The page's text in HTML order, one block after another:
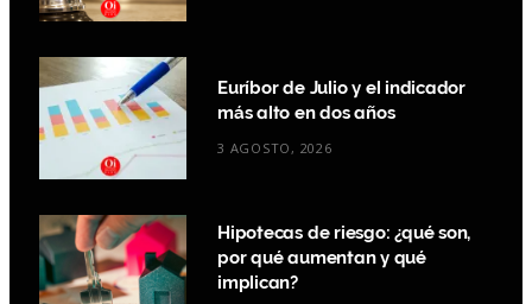
Euríbor de Julio y el indicador
más alto en dos años
3 AGOSTO, 2026
Hipotecas de riesgo: ¿qué son,
por qué aumentan y qué
implican?